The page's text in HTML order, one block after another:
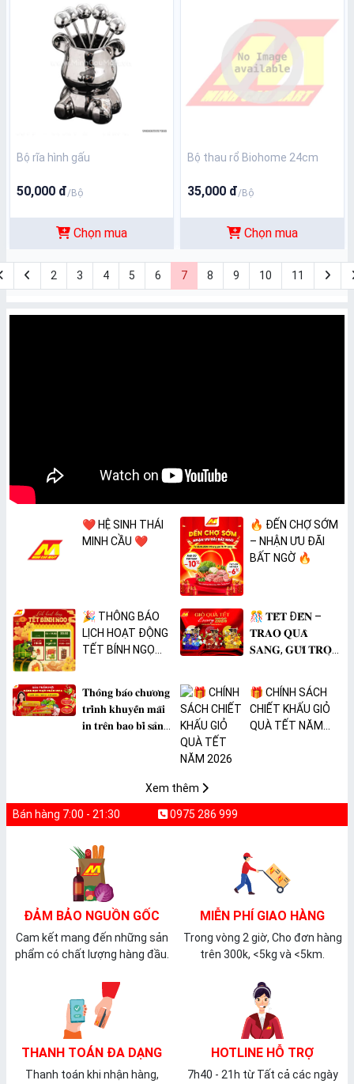
Bộ rĩa hình gấu
50,000 đ/Bộ
Chọn mua
Bộ thau rổ Biohome 24cm
35,000 đ/Bộ
Chọn mua
2 3 4 5 6 7 8 9 10 11
❤️ HỆ SINH THÁI
MINH CẦU ❤️
🔥 ĐẾN CHỢ SỚM
– NHẬN ƯU ĐÃI
BẤT NGỜ 🔥
🎉 THÔNG BÁO
LỊCH HOẠT ĐỘNG
TẾT BÍNH NGỌ
🎊 𝐓𝐄̂́𝐓 Đ𝐄̂́𝐍 –
𝐓𝐑𝐀𝐎 𝐐𝐔𝐀̀
𝐒𝐀𝐍𝐆, 𝐆𝐔̛̉𝐈 𝐓𝐑𝐎̣𝐍
𝐓𝐡𝐨̂𝐧𝐠 𝐛𝐚́𝐨 𝐜𝐡𝐮̛𝐨̛𝐧𝐠
𝐭𝐫𝐢̀𝐧𝐡 𝐤𝐡𝐮𝐲𝐞̂́𝐧 𝐦𝐚̃𝐢
𝐢𝐧 𝐭𝐫𝐞̂𝐧 𝐛𝐚𝐨 𝐛𝐢̀ 𝐬𝐚̉𝐧
🎁 CHÍNH SÁCH
CHIẾT KHẤU GIỎ
QUÀ TẾT NĂM
Xem thêm
Bán hàng 7:00 - 21:30 0975 286 999
ĐẢM BẢO NGUỒN GỐC
Cam kết mang đến những sản
phẩm có chất lượng hàng đầu.
MIỄN PHÍ GIAO HÀNG
Trong vòng 2 giờ, Cho đơn hàng
trên 300k, <5kg và <5km.
THANH TOÁN ĐA DẠNG
Thanh toán khi nhận hàng,
HOTLINE HỖ TRỢ
7h40 - 21h từ Tất cả các ngày